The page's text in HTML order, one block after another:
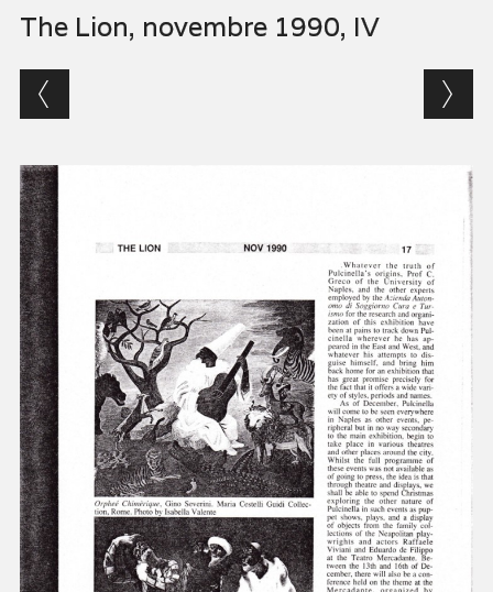
The Lion, novembre 1990, IV